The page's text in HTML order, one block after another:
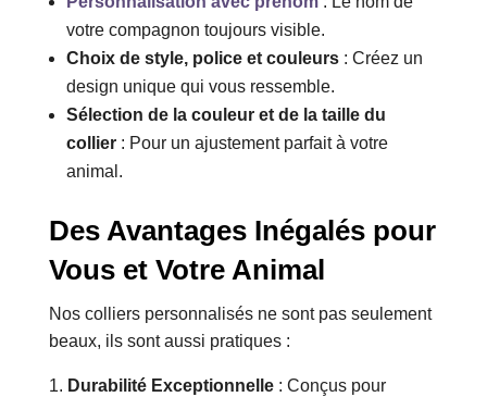
votre compagnon toujours visible.
Choix de style, police et couleurs: Créez un
design unique qui vous ressemble.
Sélection de la couleur et de la taille du
collier: Pour un ajustement parfait à votre
animal.
Des Avantages Inégalés pour
Vous et Votre Animal
Nos colliers personnalisés ne sont pas seulement
beaux, ils sont aussi pratiques :
Durabilité Exceptionnelle: Conçus pour